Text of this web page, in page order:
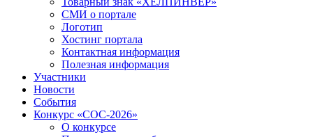
СМИ о портале
Логотип
Хостинг портала
Контактная информация
Полезная информация
Участники
Новости
События
Конкурс «СОС-2026»
О конкурсе